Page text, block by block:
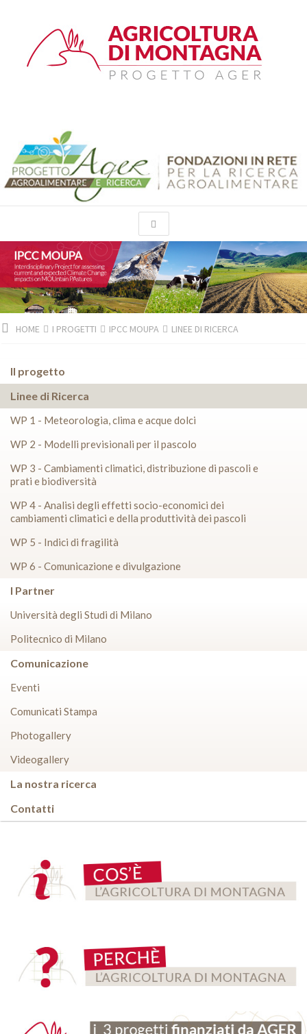
HOME I PROGETTI IPCC MOUPA LINEE DI RICERCA
Il progetto
Linee di Ricerca
WP 1 - Meteorologia, clima e acque dolci
WP 2 - Modelli previsionali per il pascolo
WP 3 - Cambiamenti climatici, distribuzione di pascoli e
prati e biodiversità
WP 4 - Analisi degli effetti socio-economici dei
cambiamenti climatici e della produttività dei pascoli
WP 5 - Indici di fragilità
WP 6 - Comunicazione e divulgazione
I Partner
Università degli Studi di Milano
Politecnico di Milano
Comunicazione
Eventi
Comunicati Stampa
Photogallery
Videogallery
La nostra ricerca
Contatti